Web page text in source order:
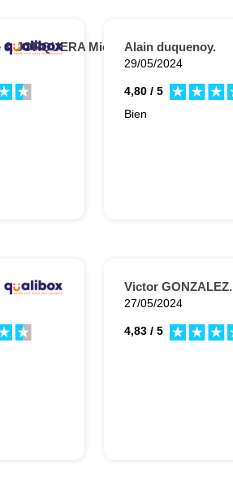
JORQUERA Mickael.Alain duquenoy.
29/05/2024
4,80 / 5
Bien
Victor GONZALEZ.
27/05/2024
4,83 / 5